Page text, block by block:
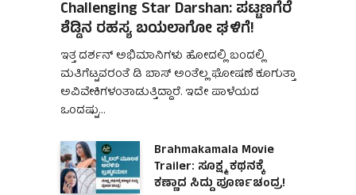
Challenging Star Darshan: ಪಟ್ಟಣಗೆರೆ
ಶೆಡ್ಡಿನ ರಹಸ್ಯ ಬಯಲಾಗೋ ಘಳಿಗೆ!
ಇತ್ತ ದರ್ಶನ್ ಅಭಿಮಾನಿಗಳು ಹೋದಲ್ಲಿ ಬಂದಲ್ಲಿ
ಮತಿಗೆಟ್ಟವರಂತೆ ಡಿ ಬಾಸ್ ಅಂತೆಲ್ಲ ಘೋಷಣೆ ಕೂಗುತ್ತಾ
ಅವಿವೇಕಿಗಳಂತಾಡುತ್ತಿದ್ದಾರೆ. ಇದೇ ಪಾಳೆಯದ
ಒಂದಷ್ಟು…
Brahmakamala Movie
Trailer: ಸೂಕ್ಷ್ಮ ಕಥನಕ್ಕೆ
ಕಣ್ಣಾದ ಸಿದ್ದು ಪೂರ್ಣಚಂದ್ರ!